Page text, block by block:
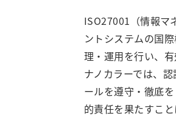
ISO27001（情報マ
ントシステムの国
理・運用を行い、
ナノカラーでは、
ールを遵守・徹底
的責任を果たすこと